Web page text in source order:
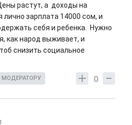
растут, а доходы на
зарплата 14000 сом, и
себя и ребенка. Нужно
как народ выживает, и
снизить социальное
0
МОДЕРАТОРУ